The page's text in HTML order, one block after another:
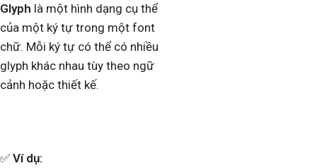
Glyph là một hình dạng cụ thể
của một ký tự trong một font
chữ. Mỗi ký tự có thể có nhiều
glyph khác nhau tùy theo ngữ
cảnh hoặc thiết kế.
✅ Ví dụ: